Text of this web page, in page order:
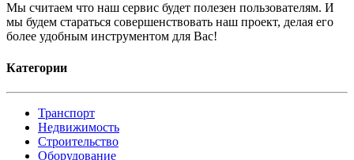
Мы считаем что наш сервис будет полезен пользователям. И
мы будем стараться совершенствовать наш проект, делая его
более удобным инструментом для Вас!
Категории
Транспорт
Недвижимость
Строительство
Оборудование